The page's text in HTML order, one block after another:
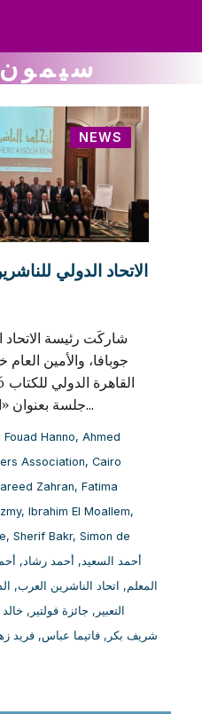
NEWS
الاتحاد الدولي
شاركَت رئيسة الاتحاد
جوبافا، والأمين
جلسة بعنوان «التحديات العالمية لصناعة...
Fouad Hanno, Ahmed
Association, Cairo
Zahran, Fatima
, Ibrahim El Moallem,
, Sherif Bakr, Simon de
أحمد السعيد, أحمد رشاد,
المعلم, اتحاد الناشرين العرب,
التعبير , جائزة فولتير ,
شريف بكر , فاتيما عباس, فريد